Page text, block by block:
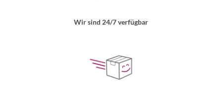
Wir sind 24/7 verfügbar